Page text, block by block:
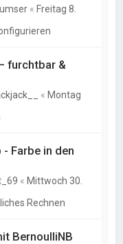
« Freitag 8.
furchtbar &
« Montag
Farbe in den
« Mittwoch 30.
Rechnen
BernoulliNB